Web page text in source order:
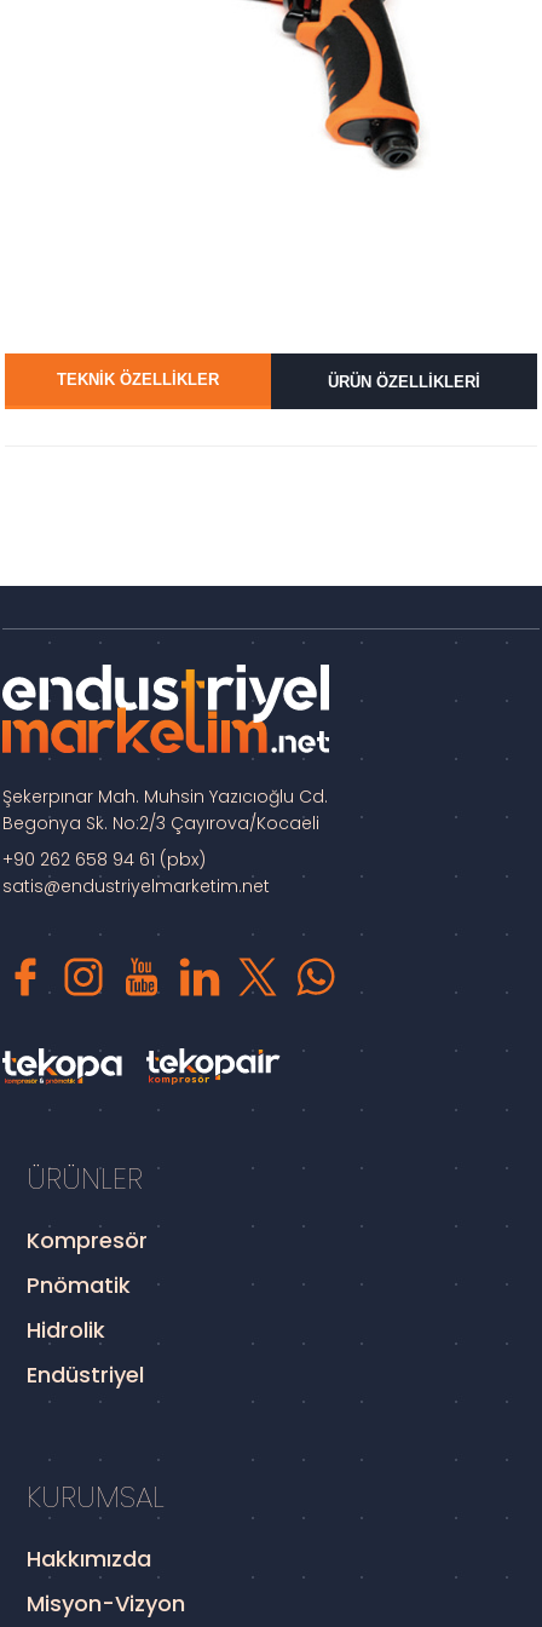
TEKNİK ÖZELLİKLER ÜRÜN ÖZELLİKLERİ
Şekerpınar Mah. Muhsin Yazıcıoğlu Cd.
Begonya Sk. No:2/3 Çayırova/Kocaeli
+90 262 658 94 61 (pbx)
satis@endustriyelmarketim.net
ÜRÜNLER
Kompresör
Pnömatik
Hidrolik
Endüstriyel
KURUMSAL
Hakkımızda
Misyon-Vizyon